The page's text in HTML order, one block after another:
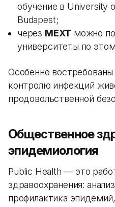
обучение в University
Budapest;
через MEXT можно
университеты по
Особенно
контролю инфекций
продовольственной
Общественное
эпидемиология
Public Health — это
здравоохранения:
профилактика